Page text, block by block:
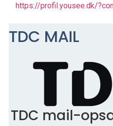
https://profil.yousee.dk/
TDC MAIL
TDC mail-